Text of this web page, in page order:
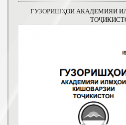
ГУЗОРИШҲОИ АКАДЕМИЯИ